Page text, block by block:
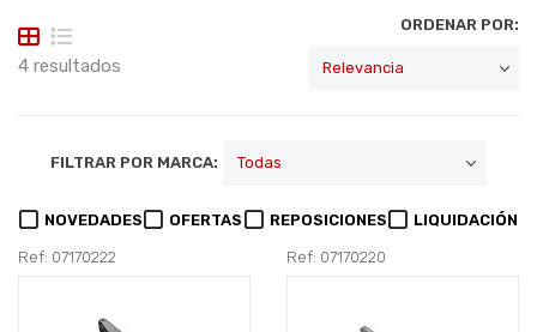
4 resultados
ORDENAR POR:
FILTRAR POR MARCA:
NOVEDADES OFERTAS REPOSICIONES LIQUIDACIÓN
Ref: 07170222 Ref: 07170220